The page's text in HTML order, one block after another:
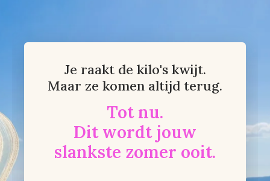
Je raakt de kilo's kwijt.
Maar ze komen altijd terug.
Tot nu.
Dit wordt jouw
slankste zomer ooit.